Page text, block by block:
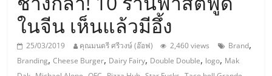
เอ
ส
ในจีน เห็นแล้วมีอึ้ง
25/03/2019 คุณมนตรี ศรีวงษ์ (อ๊อฟ) 2,460 views Brand,
Branding,Cheese Burger, Dairy Fairy, Double Double, logo, Mak